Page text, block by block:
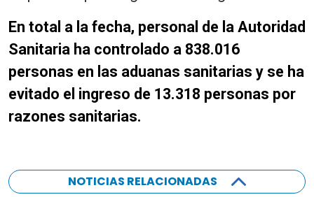
En total a la fecha, personal de la Autoridad
Sanitaria ha controlado a 838.016
personas en las aduanas sanitarias y se ha
evitado el ingreso de 13.318 personas por
razones sanitarias.
NOTICIAS RELACIONADAS